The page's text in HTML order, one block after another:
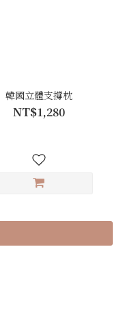
韓國立體支撐枕
NT$1,280